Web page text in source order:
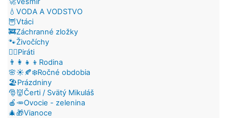
💧VODA A VODSTVO
🦉Vtáci
🚒Záchranné zložky
🐾Živočíchy
🏴‍☠️Piráti
👨‍👩‍👧‍👦Rodina
🌸☀️🍂❄️Ročné obdobia
🏖️Prázdniny
🎅👹Čerti / Svätý Mikuláš
🍎🥕Ovocie - zelenina
🎄🎁Vianoce